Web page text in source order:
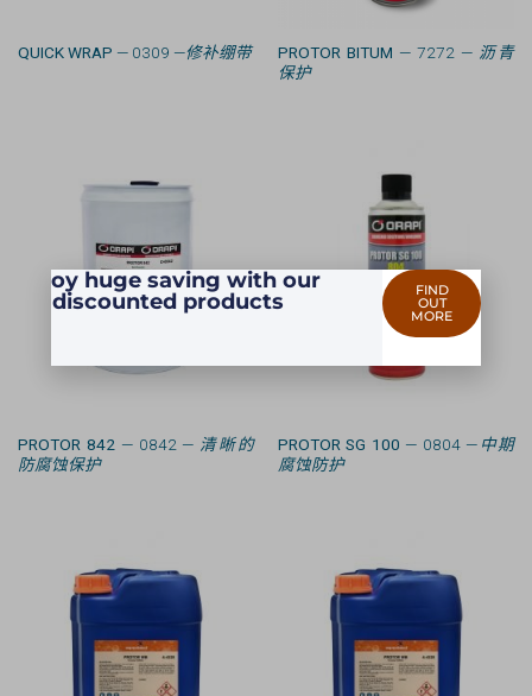
QUICK WRAP — 0309 —修补绷带 PROTOR BITUM — 7272 — 沥青
保护
PROTOR 842 — 0842 — 清晰的
防腐蚀保护
PROTOR SG 100 — 0804 — 中期
腐蚀防护
Enjoy huge saving with our
discounted products
FIND
OUT
MORE